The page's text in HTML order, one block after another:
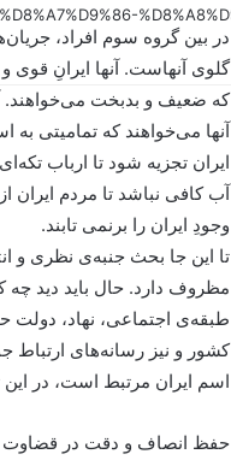
در بین گروه سوم افراد،
گلوی آنهاست. آنها ایرانِ قوی
که ضعیف و بدبخت می‌خواهند.
آنها می‌خواهند که تمامیتی به
ایران تجزیه شود تا ارباب
آب کافی نباشد تا مردم ایران
وجودِ ایران را برنمی تابند.
تا این جا بحث جنبه‌ی نظری و
مظروف دارد. حال باید دید
طبقه‌ی اجتماعی، نهاد، دولت
کشور و نیز رسانه‌های ارتباط
اسم ایران مرتبط است، در
حفظ انصاف و دقت در قضاوت